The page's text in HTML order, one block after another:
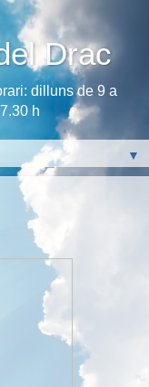
Drac
dilluns de 9 a
h
▼